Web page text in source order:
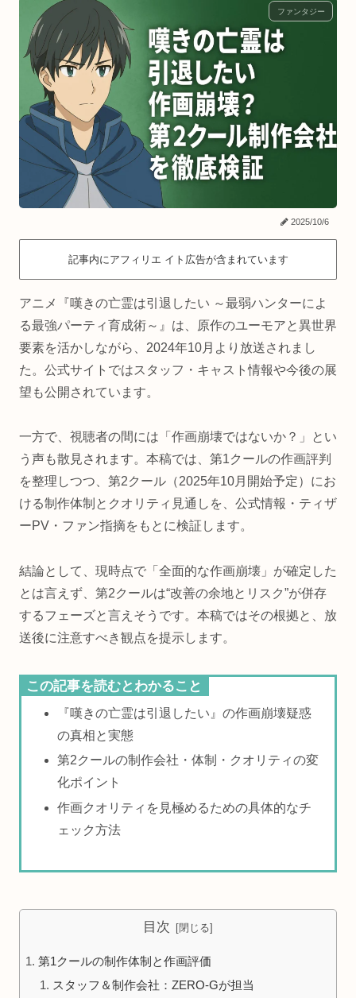
ファンタジー
2025/10/6
記事内にアフィリエ イト広告が含まれています
アニメ『嘆きの亡霊は引退したい ～最弱ハンターによ
る最強パーティ育成術～』は、原作のユーモアと異世界
要素を活かしながら、2024年10月より放送されまし
た。公式サイトではスタッフ・キャスト情報や今後の展
望も公開されています。
一方で、視聴者の間には「作画崩壊ではないか？」とい
う声も散見されます。本稿では、第1クールの作画評判
を整理しつつ、第2クール（2025年10月開始予定）にお
ける制作体制とクオリティ見通しを、公式情報・ティザ
ーPV・ファン指摘をもとに検証します。
結論として、現時点で「全面的な作画崩壊」が確定した
とは言えず、第2クールは“改善の余地とリスク”が併存
するフェーズと言えそうです。本稿ではその根拠と、放
送後に注意すべき観点を提示します。
この記事を読むとわかること
『嘆きの亡霊は引退したい』の作画崩壊疑惑
の真相と実態
第2クールの制作会社・体制・クオリティの変
化ポイント
作画クオリティを見極めるための具体的なチ
ェック方法
目次
第1クールの制作体制と作画評価
スタッフ＆制作会社：ZERO-Gが担当